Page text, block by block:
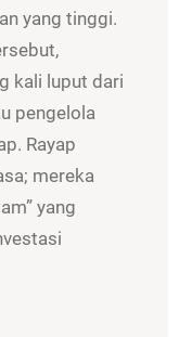
yang tinggi.
kali luput dari
pengelola
Rayap
mereka
yang